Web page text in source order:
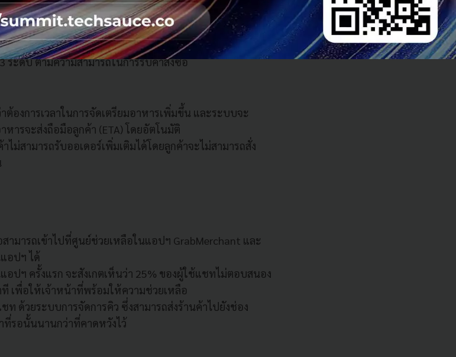
านะของร้านค้า
ระดับ ตามความสามารถในการรับคำสั่งซื้อ
ต้องการเวลาในการจัดเตรียมอาหารเพิ่มขึ้น และระบบจะ
หารจะส่งถือมือลูกค้า (ETA) โดยอัตโนมัติ
าไม่สามารถรับออเดอร์เพิ่มเติมได้โดยลูกค้าจะไม่สามารถสั่ง
ามารถเข้าไปที่ศูนย์ช่วยเหลือในแอปฯ GrabMerchant และ
อปฯ ได้
อปฯ ครั้งแรก จะสังเกตเห็นว่า 25% ของผู้ใช้แชทไม่ตอบสนอง
เพื่อให้เจ้าหน้าที่พร้อมให้ความช่วยเหลือ
ท ด้วยระบบการจัดการคิว ซึ่งสามารถส่งร้านค้าไปยังช่อง
ที่รอนั้นนานกว่าที่คาดหวังไว้